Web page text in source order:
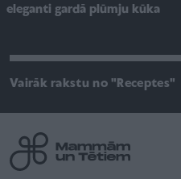
eleganti gardā plūmju kūka
Vairāk rakstu no "Receptes"